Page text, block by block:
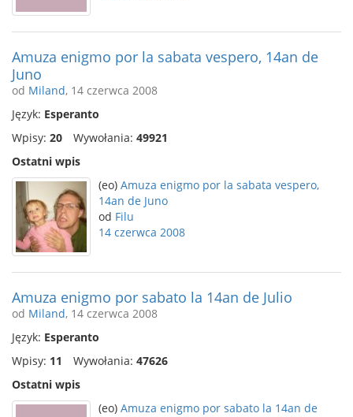
Amuza enigmo por la sabata vespero, 14an de
Juno
od Miland, 14 czerwca 2008
Język: Esperanto
Wpisy: 20 Wywołania: 49921
Ostatni wpis
(eo) Amuza enigmo por la sabata vespero,
14an de Juno
od Filu
14 czerwca 2008
Amuza enigmo por sabato la 14an de Julio
od Miland, 14 czerwca 2008
Język: Esperanto
Wpisy: 11 Wywołania: 47626
Ostatni wpis
(eo) Amuza enigmo por sabato la 14an de